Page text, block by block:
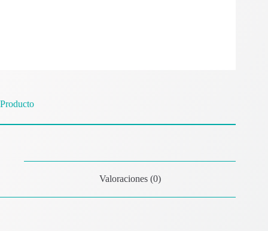
Producto
Valoraciones (0)